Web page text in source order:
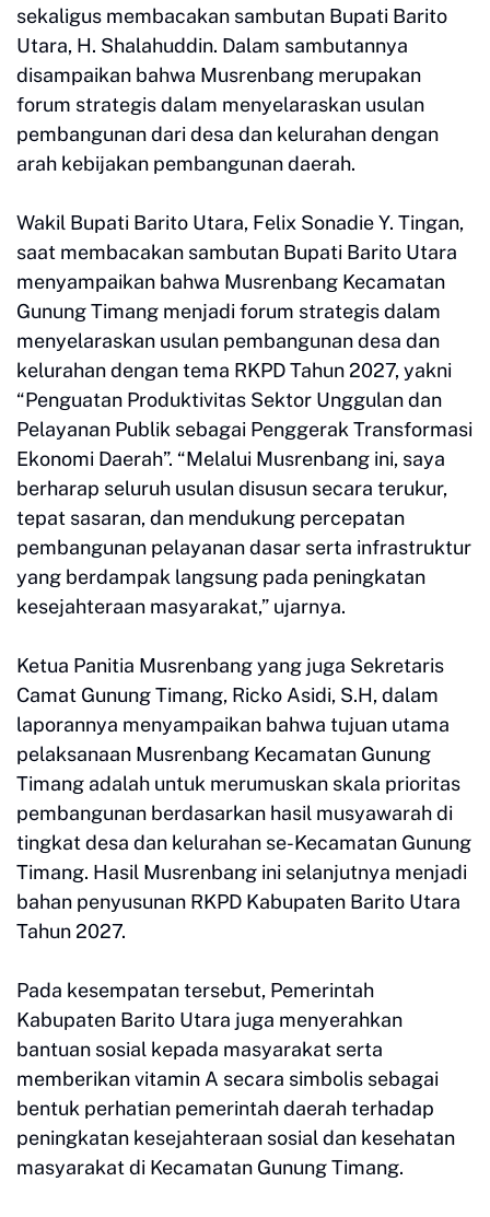
sekaligus membacakan sambutan Bupati Barito
Utara, H. Shalahuddin. Dalam sambutannya
disampaikan bahwa Musrenbang merupakan
forum strategis dalam menyelaraskan usulan
pembangunan dari desa dan kelurahan dengan
arah kebijakan pembangunan daerah.
Wakil Bupati Barito Utara, Felix Sonadie Y. Tingan,
saat membacakan sambutan Bupati Barito Utara
menyampaikan bahwa Musrenbang Kecamatan
Gunung Timang menjadi forum strategis dalam
menyelaraskan usulan pembangunan desa dan
kelurahan dengan tema RKPD Tahun 2027, yakni
“Penguatan Produktivitas Sektor Unggulan dan
Pelayanan Publik sebagai Penggerak Transformasi
Ekonomi Daerah”. “Melalui Musrenbang ini, saya
berharap seluruh usulan disusun secara terukur,
tepat sasaran, dan mendukung percepatan
pembangunan pelayanan dasar serta infrastruktur
yang berdampak langsung pada peningkatan
kesejahteraan masyarakat,” ujarnya.
Ketua Panitia Musrenbang yang juga Sekretaris
Camat Gunung Timang, Ricko Asidi, S.H, dalam
laporannya menyampaikan bahwa tujuan utama
pelaksanaan Musrenbang Kecamatan Gunung
Timang adalah untuk merumuskan skala prioritas
pembangunan berdasarkan hasil musyawarah di
tingkat desa dan kelurahan se-Kecamatan Gunung
Timang. Hasil Musrenbang ini selanjutnya menjadi
bahan penyusunan RKPD Kabupaten Barito Utara
Tahun 2027.
Pada kesempatan tersebut, Pemerintah
Kabupaten Barito Utara juga menyerahkan
bantuan sosial kepada masyarakat serta
memberikan vitamin A secara simbolis sebagai
bentuk perhatian pemerintah daerah terhadap
peningkatan kesejahteraan sosial dan kesehatan
masyarakat di Kecamatan Gunung Timang.